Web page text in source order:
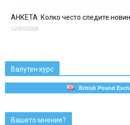
АНКЕТА: Колко често следите
12/07/2026
Валутен курс
British Pound
Вашето мнение?